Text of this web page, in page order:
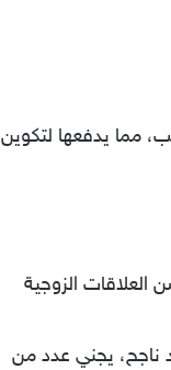
مما يدفعها لتكوين
الزوجية
ناجح، يجني عدد من